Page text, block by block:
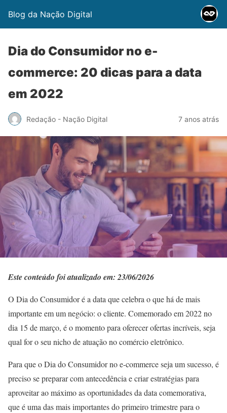
Blog da Nação Digital
Dia do Consumidor no e-
commerce: 20 dicas para a data
em 2022
Redação - Nação Digital 7 anos atrás
Este conteúdo foi atualizado em: 23/06/2026
O Dia do Consumidor é a data que celebra o que há de mais
importante em um negócio: o cliente. Comemorado em 2022 no
dia 15 de março, é o momento para oferecer ofertas incríveis, seja
qual for o seu nicho de atuação no comércio eletrônico.
Para que o Dia do Consumidor no e-commerce seja um sucesso, é
preciso se preparar com antecedência e criar estratégias para
aproveitar ao máximo as oportunidades da data comemorativa,
que é uma das mais importantes do primeiro trimestre para o